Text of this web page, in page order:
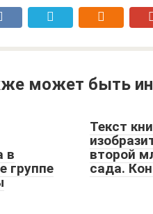
может быть
в
группе
Текст
второй
сада.